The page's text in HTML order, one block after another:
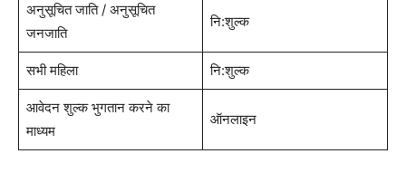
अनुसूचित जाति / अनुसूचित
जनजाति
नि:शुल्क
सभी महिला नि:शुल्क
आवेदन शुल्क भुगतान करने का
माध्यम
ऑनलाइन